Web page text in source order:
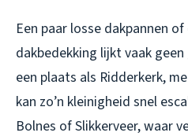
Een paar losse dakpannen
dakbedekking lijkt vaak
een plaats als Ridderkerk,
kan zo’n kleinigheid snel
Bolnes of Slikkerveer, waar